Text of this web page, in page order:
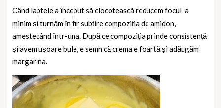
Când laptele a început să clocotească reducem focul la
minim și turnăm în fir subțire compoziția de amidon,
amestecând într-una. După ce compoziția prinde consistență
și avem ușoare bule, e semn că crema e foartă și adăugăm
margarina.